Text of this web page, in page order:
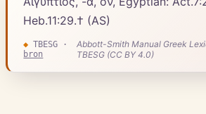
Heb.11:29.† (AS)
◆ TBESG ·
bron
Abbott-Smith Manual Greek
TBESG (CC BY 4.0)